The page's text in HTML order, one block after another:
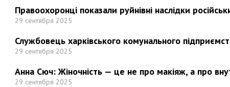
Правоохоронці показали руйнівні наслідки
29 сентября 2025
Службовець харківського комунального
29 сентября 2025
Анна Сюч: Жіночність — це не про макіяж, а про
29 сентября 2025